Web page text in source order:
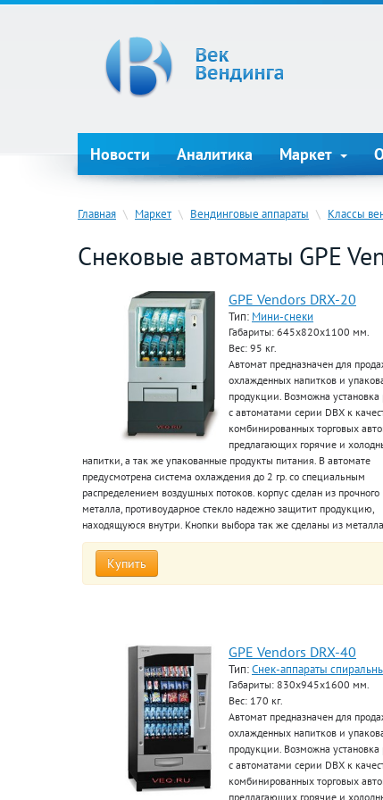
Новости Аналитика Маркет
Главная \ Маркет \ Вендинговые аппараты \ Классы
Снековые автоматы GPE
GPE Vendors DRX-20
Тип: Мини-снеки
Габариты: 645х820х1100 мм.
Вес: 95 кг.
Автомат предназначен для
охлажденных напитков и
продукции. Возможна установка
с автоматами серии DBХ к
комбинированных торговых
предлагающих горячие и
напитки, а так же упакованные продукты питания. В автомате
предусмотрена система охлаждения до 2 гр. со специальным
распределением воздушных потоков. корпус сделан из прочного
металла, противоударное стекло надежно защитит продукцию,
находящуюся внутри. Кнопки выбора так же сделаны из
Купить
GPE Vendors DRX-40
Тип:Снек-аппараты
Габариты: 830х945х1600 мм.
Вес: 170 кг.
Автомат предназначен для
охлажденных напитков и
продукции. Возможна установка
с автоматами серии DBХ к
комбинированных торговых
предлагающих горячие и